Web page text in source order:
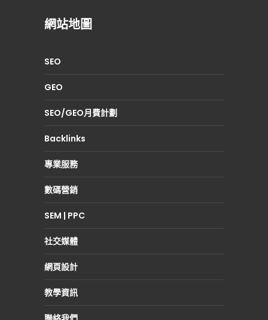
網站地圖
SEO
GEO
SEO/GEO月費計劃
Backlinks
專業服務
數碼營銷
SEM | PPC
社交媒體
網頁設計
教學資訊